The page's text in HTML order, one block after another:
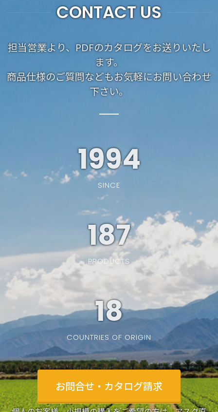
CONTACT US
担当営業より、PDFのカタログをお送りいたし
ます。
商品仕様のご質問などもお気軽にお問い合わせ
下さい。
1994
SINCE
187
PRODUCTS
19
COUNTRIES OF ORIGIN
お問合せ・カタログ請求